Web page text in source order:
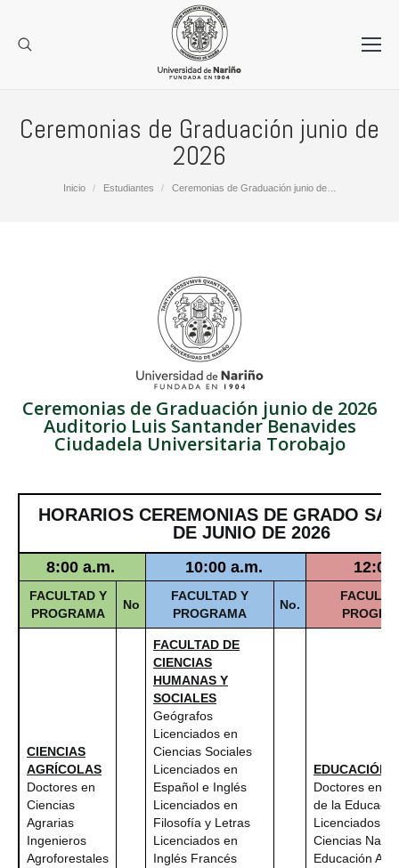
Ceremonias de Graduación junio de
2026
Estás aquí:
Inicio Estudiantes Ceremonias de Graduación junio de…
Ceremonias de Graduación junio de 2026
Auditorio Luis Santander Benavides
Ciudadela Universitaria Torobajo
HORARIOS CEREMONIAS DE GRADO
DE JUNIO DE 2026
8:00 a.m. 10:00 a.m. 12:00
FACULTAD Y
PROGRAMA
No
FACULTAD Y
PROGRAMA
No.
CIENCIAS
AGRÍCOLAS
Doctores en
Ciencias
Agrarias
Ingenieros
Agroforestales
FACULTAD DE
CIENCIAS
HUMANAS Y
SOCIALES
Geógrafos
Licenciados en
Ciencias Sociales
Licenciados en
Español e Inglés
Licenciados en
Filosofía y Letras
Licenciados en
Inglés Francés
EDUCACIÓN
Doctores en
de la
Licenciados en
Ciencias
Educación